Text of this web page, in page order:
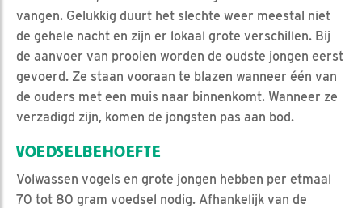
vangen. Gelukkig duurt het slechte weer meestal niet
de gehele nacht en zijn er lokaal grote verschillen. Bij
de aanvoer van prooien worden de oudste jongen eerst
gevoerd. Ze staan vooraan te blazen wanneer één van
de ouders met een muis naar binnenkomt. Wanneer ze
verzadigd zijn, komen de jongsten pas aan bod.
VOEDSELBEHOEFTE
Volwassen vogels en grote jongen hebben per etmaal
70 tot 80 gram voedsel nodig. Afhankelijk van de